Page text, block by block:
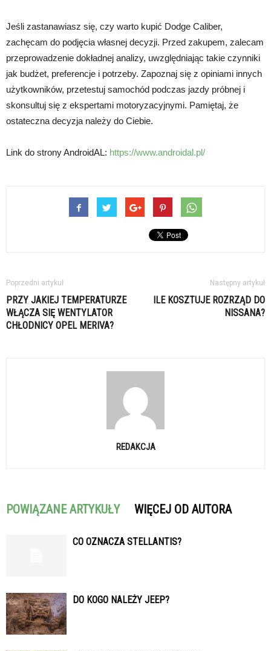
Jeśli zastanawiasz się, czy warto kupić Dodge Caliber,
zachęcam do podjęcia własnej decyzji. Przed zakupem, zalecam
przeprowadzenie dokładnej analizy, uwzględniając takie czynniki
jak budżet, preferencje i potrzeby. Zapoznaj się z opiniami innych
użytkowników, przetestuj samochód podczas jazdy próbnej i
skonsultuj się z ekspertami motoryzacyjnymi. Pamiętaj, że
ostateczna decyzja należy do Ciebie.
Link do strony AndroidAL: https://www.androidal.pl/
Poprzedni artykuł
PRZY JAKIEJ TEMPERATURZE
WŁĄCZA SIĘ WENTYLATOR
CHŁODNICY OPEL MERIVA?
Następny artykuł
ILE KOSZTUJE ROZRZĄD DO
NISSANA?
REDAKCJA
POWIĄZANE ARTYKUŁY WIĘCEJ OD AUTORA
CO OZNACZA STELLANTIS?
DO KOGO NALEŻY JEEP?